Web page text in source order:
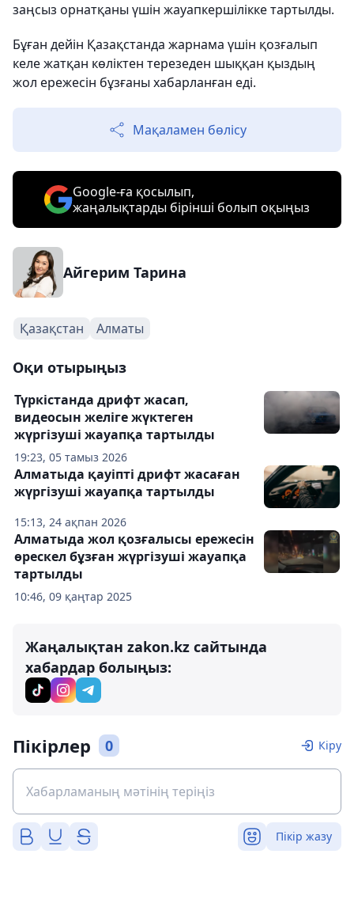
заңсыз орнатқаны үшін жауапкершілікке тартылды.
Бұған дейін Қазақстанда жарнама үшін қозғалып
келе жатқан көліктен терезеден шыққан қыздың
жол ережесін бұзғаны хабарланған еді.
Мақаламен бөлісу
Google-ға қосылып,
жаңалықтарды бірінші болып оқыңыз
Айгерим Тарина
Қазақстан Алматы
Оқи отырыңыз
19:23, 05 тамыз 2026
Түркістанда дрифт жасап,
видеосын желіге жүктеген
жүргізуші жауапқа тартылды
15:13, 24 ақпан 2026
Алматыда қауіпті дрифт жасаған
жүргізуші жауапқа тартылды
10:46, 09 қаңтар 2025
Алматыда жол қозғалысы ережесін
өрескел бұзған жүргізуші жауапқа
тартылды
Жаңалықтан zakon.kz сайтында
хабардар болыңыз:
Пікірлер 0 Кіру
Пікір жазу